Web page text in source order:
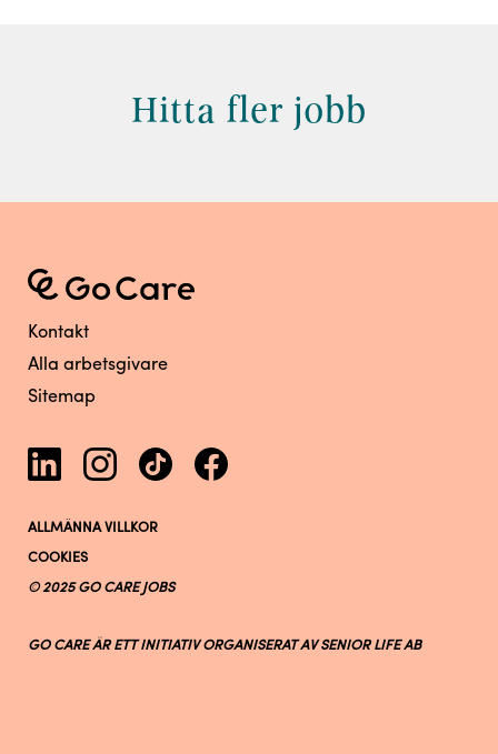
Hitta fler jobb
Kontakt
Alla arbetsgivare
Sitemap
GO CARE ÄR ETT INITIATIV ORGANISERAT AV SENIOR LIFE AB
© 2025 GO CARE JOBS
ALLMÄNNA VILLKOR
COOKIES